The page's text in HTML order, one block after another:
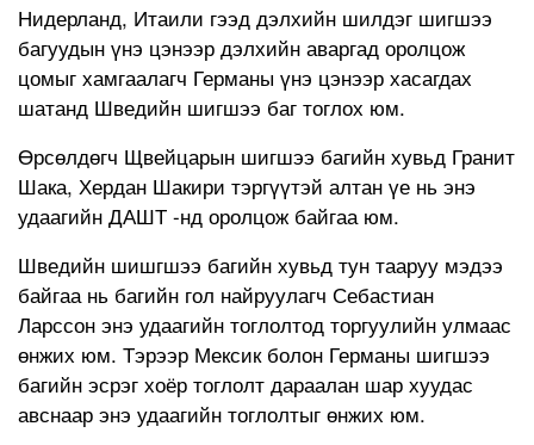
Нидерланд, Итаили гээд дэлхийн шилдэг шигшээ
багуудын үнэ цэнээр дэлхийн аваргад оролцож
цомыг хамгаалагч Германы үнэ цэнээр хасагдах
шатанд Шведийн шигшээ баг тоглох юм.
Өрсөлдөгч Щвейцарын шигшээ багийн хувьд Гранит
Шака, Хердан Шакири тэргүүтэй алтан үе нь энэ
удаагийн ДАШТ -нд оролцож байгаа юм.
Шведийн шишгшээ багийн хувьд тун тааруу мэдээ
байгаа нь багийн гол найруулагч Себастиан
Ларссон энэ удаагийн тоглолтод торгуулийн улмаас
өнжих юм. Тэрээр Мексик болон Германы шигшээ
багийн эсрэг хоёр тоглолт дараалан шар хуудас
авснаар энэ удаагийн тоглолтыг өнжих юм.